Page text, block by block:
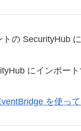
の SecurityHub
にインポート
を使っ